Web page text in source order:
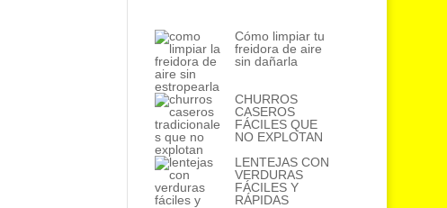
Cómo limpiar tu
freidora de aire
sin dañarla
CHURROS
CASEROS
FÁCILES QUE
NO EXPLOTAN
LENTEJAS CON
VERDURAS
FÁCILES Y
RÁPIDAS